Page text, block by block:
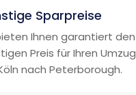
Sparpreise
Ihnen garantiert den
Preis für Ihren Umzug
nach Peterborough.